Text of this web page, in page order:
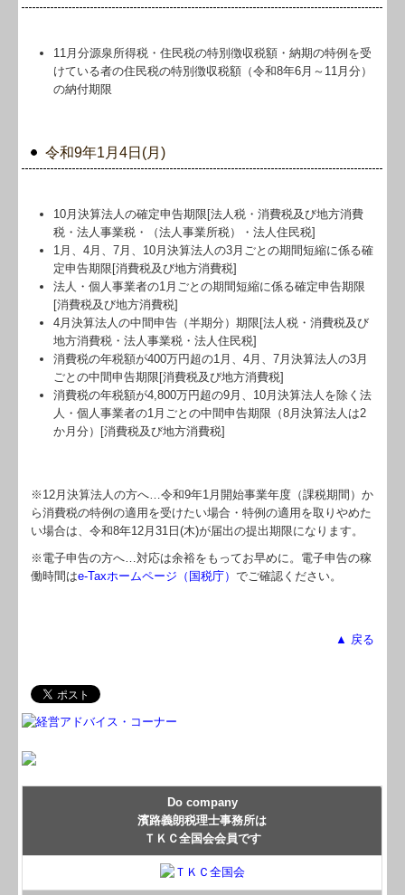
Do company
濱路義朗税理士事務所は
ＴＫＣ全国会会員です
11月分源泉所得税・住民税の特別徴収税額・納期の特例を受
けている者の住民税の特別徴収税額（令和8年6月～11月分）
の納付期限
令和9年1月4日(月)
10月決算法人の確定申告期限[法人税・消費税及び地方消費
税・法人事業税・（法人事業所税）・法人住民税]
1月、4月、7月、10月決算法人の3月ごとの期間短縮に係る確
定申告期限[消費税及び地方消費税]
法人・個人事業者の1月ごとの期間短縮に係る確定申告期限
[消費税及び地方消費税]
4月決算法人の中間申告（半期分）期限[法人税・消費税及び
地方消費税・法人事業税・法人住民税]
消費税の年税額が400万円超の1月、4月、7月決算法人の3月
ごとの中間申告期限[消費税及び地方消費税]
消費税の年税額が4,800万円超の9月、10月決算法人を除く法
人・個人事業者の1月ごとの中間申告期限（8月決算法人は2
か月分）[消費税及び地方消費税]
※12月決算法人の方へ…令和9年1月開始事業年度（課税期間）か
ら消費税の特例の適用を受けたい場合・特例の適用を取りやめた
い場合は、令和8年12月31日(木)が届出の提出期限になります。
※電子申告の方へ…対応は余裕をもってお早めに。電子申告の稼
働時間はe-Taxホームページ（国税庁）でご確認ください。
▲ 戻る